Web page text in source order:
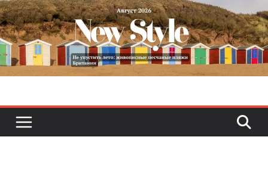
Skip
to
content